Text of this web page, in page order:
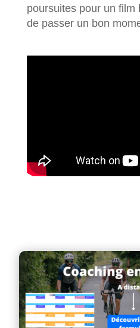
poursuites pour un film
de passer un bon